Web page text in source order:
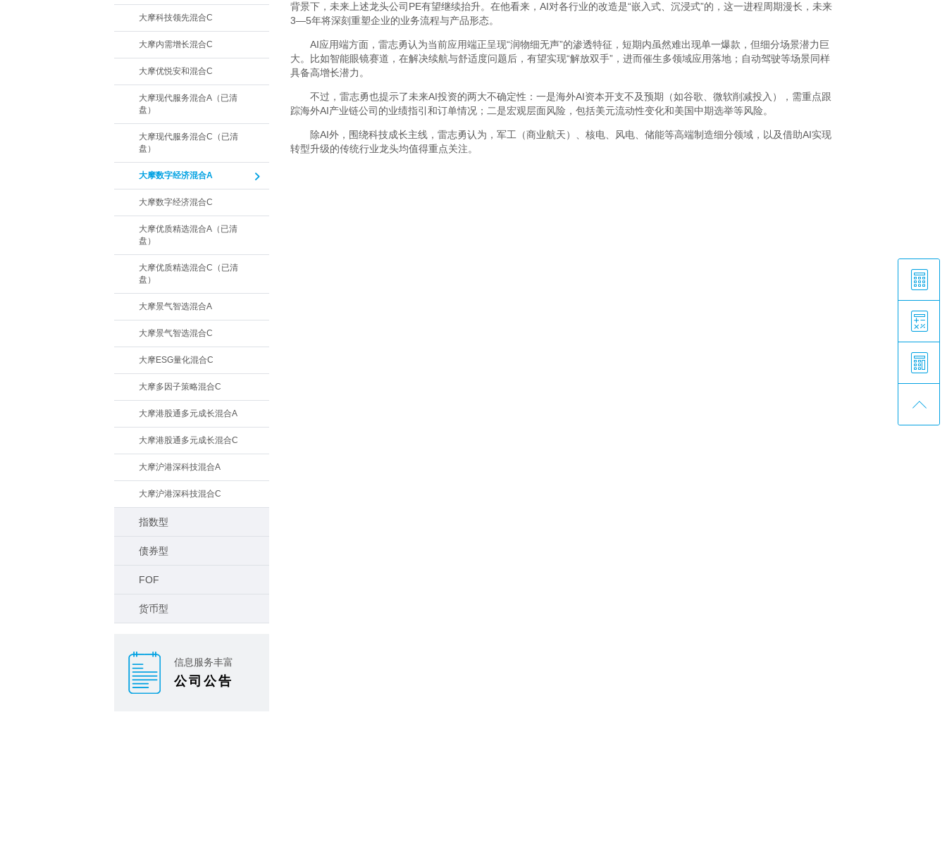
大摩科技领先混合C
大摩内需增长混合C
大摩优悦安和混合C
大摩现代服务混合A（已清
盘）
大摩现代服务混合C（已清
盘）
大摩数字经济混合A
大摩数字经济混合C
大摩优质精选混合A（已清
盘）
大摩优质精选混合C（已清
盘）
大摩景气智选混合A
大摩景气智选混合C
大摩ESG量化混合C
大摩多因子策略混合C
大摩港股通多元成长混合A
大摩港股通多元成长混合C
大摩沪港深科技混合A
大摩沪港深科技混合C
指数型
债券型
FOF
货币型
信息服务丰富
公司公告
背景下，未来上述龙头公司PE有望继续抬升。在他看来，AI对各行业的改造是“嵌入式、沉浸式”的，这一进程周期漫长，未来
3—5年将深刻重塑企业的业务流程与产品形态。
AI应用端方面，雷志勇认为当前应用端正呈现“润物细无声”的渗透特征，短期内虽然难出现单一爆款，但细分场景潜力巨
大。比如智能眼镜赛道，在解决续航与舒适度问题后，有望实现“解放双手”，进而催生多领域应用落地；自动驾驶等场景同样
具备高增长潜力。
不过，雷志勇也提示了未来AI投资的两大不确定性：一是海外AI资本开支不及预期（如谷歌、微软削减投入），需重点跟
踪海外AI产业链公司的业绩指引和订单情况；二是宏观层面风险，包括美元流动性变化和美国中期选举等风险。
除AI外，围绕科技成长主线，雷志勇认为，军工（商业航天）、核电、风电、储能等高端制造细分领域，以及借助AI实现
转型升级的传统行业龙头均值得重点关注。